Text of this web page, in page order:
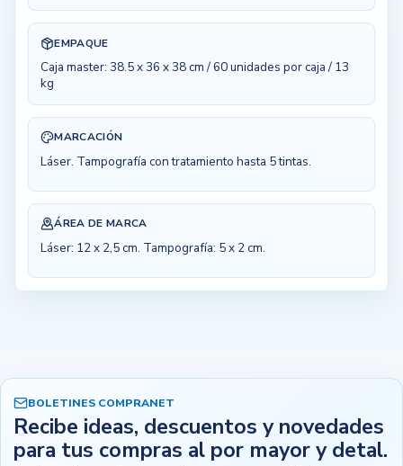
EMPAQUE
Caja master: 38.5 x 36 x 38 cm / 60 unidades por caja / 13
kg
MARCACIÓN
Láser. Tampografía con tratamiento hasta 5 tintas.
ÁREA DE MARCA
Láser: 12 x 2,5 cm. Tampografía: 5 x 2 cm.
BOLETINES COMPRANET
Recibe ideas, descuentos y novedades
para tus compras al por mayor y detal.